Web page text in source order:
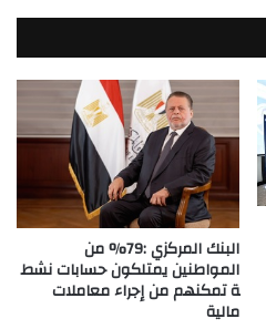
البنك المركزي :79% من
المواطنين يمتلكون حسابات نشط
ة تمكنهم من إجراء معاملات
مالية